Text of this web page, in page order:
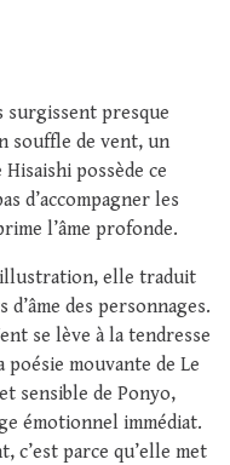
surgissent presque
souffle de vent, un
possède ce
d’accompagner les
l’âme profonde.
elle traduit
des personnages.
se lève à la tendresse
mouvante de Le
sensible de Ponyo,
émotionnel immédiat.
c’est parce qu’elle met